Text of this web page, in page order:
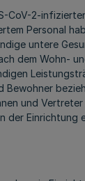
CoV-2-
Personal
untere
dem Wohn-
Bewohner
und Vertreter
der Einrichtung